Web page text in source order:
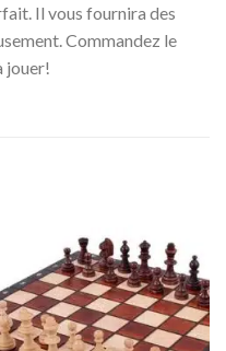
Il vous fournira des
Commandez le
jouer!